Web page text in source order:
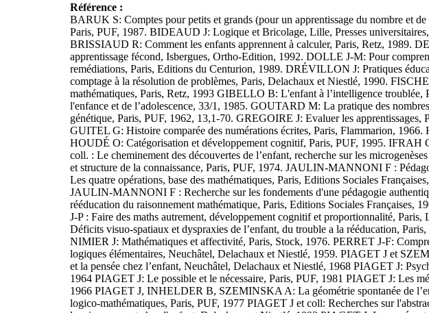
Référence :
BARUK S: Comptes pour petits et grands (pour un apprentissage du nombre et
Paris, PUF, 1987. BIDEAUD J: Logique et Bricolage, Lille, Presses
BRISSIAUD R: Comment les enfants apprennent à calculer, Paris, Retz, 1989.
apprentissage fécond, Isbergues, Ortho-Edition, 1992. DOLLE J-M: Pour
remédiations, Paris, Editions du Centurion, 1989. DRÉVILLON J: Pratiques
comptage à la résolution de problèmes, Paris, Delachaux et Niestlé, 1990.
mathématiques, Paris, Retz, 1993 GIBELLO B: L'enfant à l’intelligence
l'enfance et de l’adolescence, 33/1, 1985. GOUTARD M: La pratique des
génétique, Paris, PUF, 1962, 13,1-70. GREGOIRE J: Evaluer les
GUITEL G: Histoire comparée des numérations écrites, Paris, Flammarion,
HOUDÉ O: Catégorisation et développement cognitif, Paris, PUF, 1995.
coll. : Le cheminement des découvertes de l’enfant, recherche sur les
et structure de la connaissance, Paris, PUF, 1974. JAULIN-MANNONI F :
Les quatre opérations, base des mathématiques, Paris, Editions Sociales
JAULIN-MANNONI F : Recherche sur les fondements d'une pédagogie
rééducation du raisonnement mathématique, Paris, Editions Sociales
J-P : Faire des maths autrement, développement cognitif et proportionnalité,
Déficits visuo-spatiaux et dyspraxies de l’enfant, du trouble a la rééducation,
NIMIER J: Mathématiques et affectivité, Paris, Stock, 1976. PERRET J-F:
logiques élémentaires, Neuchâtel, Delachaux et Niestlé, 1959. PIAGET J et
et la pensée chez l’enfant, Neuchâtel, Delachaux et Niestlé, 1968 PIAGET J:
1964 PIAGET J: Le possible et le nécessaire, Paris, PUF, 1981 PIAGET J: Les
1966 PIAGET J, INHELDER B, SZEMINSKA A: La géométrie spontanée de
logico-mathématiques, Paris, PUF, 1977 PIAGET J et coll: Recherches sur